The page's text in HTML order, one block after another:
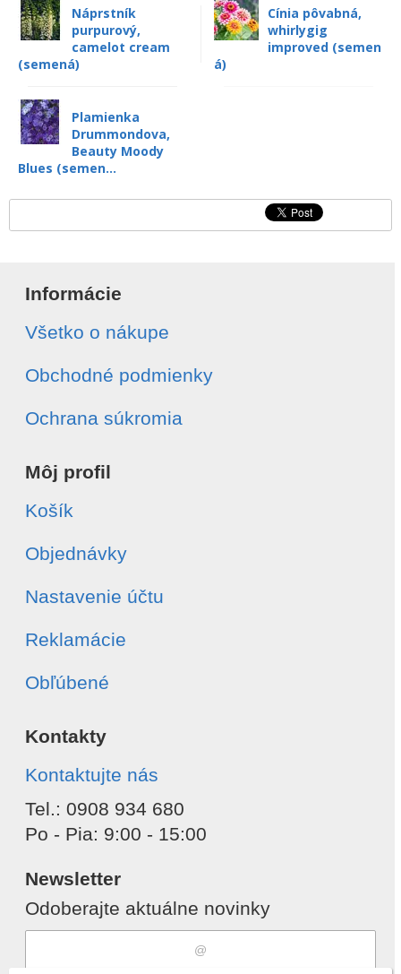
Náprstník
purpurový,
camelot cream
(semená)
Cínia pôvabná,
whirlygig
improved (semen
á)
Plamienka
Drummondova,
Beauty Moody
Blues (semen...
Informácie
Všetko o nákupe
Obchodné podmienky
Ochrana súkromia
Môj profil
Košík
Objednávky
Nastavenie účtu
Reklamácie
Obľúbené
Kontakty
Kontaktujte nás
Tel.: 0908 934 680
Po - Pia: 9:00 - 15:00
Newsletter
Odoberajte aktuálne novinky